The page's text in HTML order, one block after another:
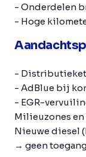
- Onderdelen
- Hoge
-
- AdBlue bij
- EGR-
Milieuzones
Nieuwe diesel
→ geen